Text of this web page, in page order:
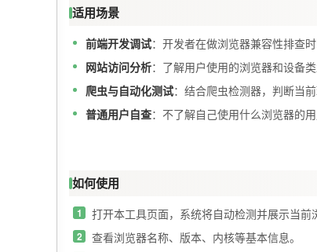
适用场景
前端开发调试：开发者在做浏览器兼容性排查
网站访问分析：了解用户使用的浏览器和设备
爬虫与自动化测试：结合爬虫检测器，判断当
普通用户自查：不了解自己使用什么浏览器的
如何使用
打开本工具页面，系统将自动检测并展示当前
查看浏览器名称、版本、内核等基本信息。